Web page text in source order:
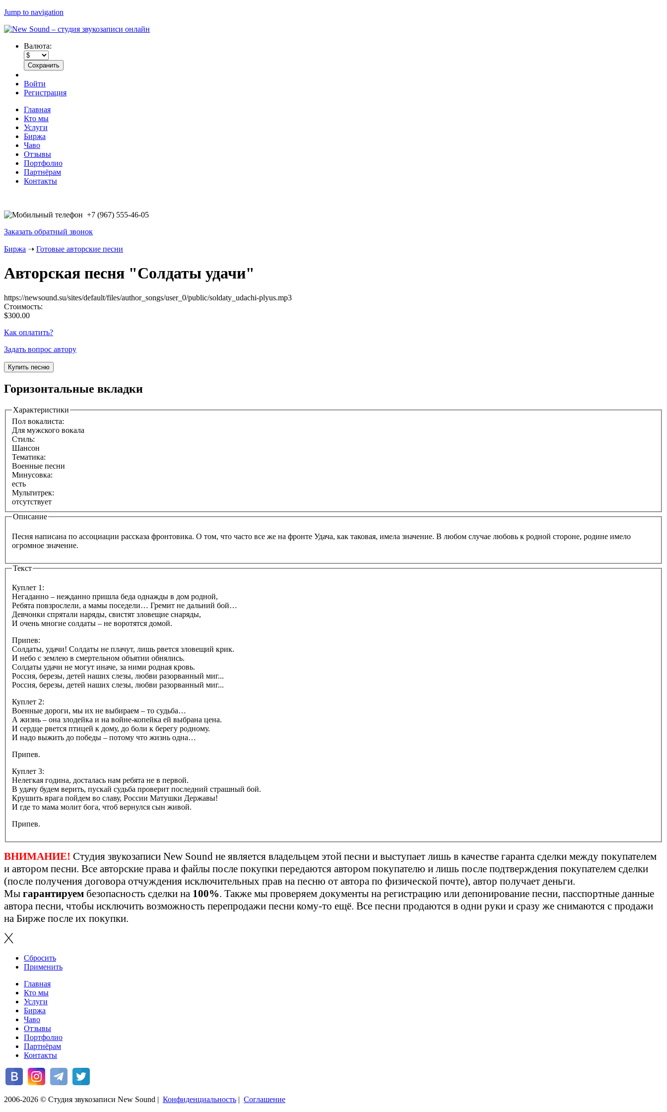
Jump to navigation
Валюта:
Войти
Регистрация
Главная
Кто мы
Услуги
Биржа
Чаво
Отзывы
Портфолио
Партнёрам
Контакты
+7 (967) 555-46-05
Заказать обратный звонок
Биржа ➝ Готовые авторские песни
Авторская песня "Солдаты удачи"
https://newsound.su/sites/default/files/author_songs/user_0/public/soldaty_udachi-plyus.mp3
Стоимость:
$300.00
Как оплатить?
Задать вопрос автору
Горизонтальные вкладки
Характеристики
Пол вокалиста:
Для мужского вокала
Стиль:
Шансон
Тематика:
Военные песни
Минусовка:
есть
Мультитрек:
отсутствует
Описание
Песня написана по ассоциации рассказа фронтовика. О том, что часто все же на фронте Удача, как таковая, имела значение. В любом случае любовь к родной стороне, родине имело
огромное значение.
Текст
Куплет 1:
Негаданно – нежданно пришла беда однажды в дом родной,
Ребята повзрослели, а мамы поседели… Гремит не дальний бой…
Девчонки спрятали наряды, свистят зловещие снаряды,
И очень многие солдаты – не воротятся домой.
Припев:
Солдаты, удачи! Солдаты не плачут, лишь рвется зловещий крик.
И небо с землею в смертельном объятии обнялись.
Солдаты удачи не могут иначе, за ними родная кровь.
Россия, березы, детей наших слезы, любви разорванный миг...
Россия, березы, детей наших слезы, любви разорванный миг...
Куплет 2:
Военные дороги, мы их не выбираем – то судьба…
А жизнь – она злодейка и на войне-копейка ей выбрана цена.
И сердце рвется птицей к дому, до боли к берегу родному.
И надо выжить до победы – потому что жизнь одна…
Припев.
Куплет 3:
Нелегкая година, досталась нам ребята не в первой.
В удачу будем верить, пускай судьба проверит последний страшный бой.
Крушить врага пойдем во славу, России Матушки Державы!
И где то мама молит бога, чтоб вернулся сын живой.
Припев.
ВНИМАНИЕ! Студия звукозаписи New Sound не является владельцем этой песни и выступает лишь в качестве гаранта сделки между покупателем
и автором песни. Все авторские права и файлы после покупки передаются автором покупателю и лишь после подтверждения покупателем сделки
(после получения договора отчуждения исключительных прав на песню от автора по физической почте), автор получает деньги.
Мы гарантируем безопасность сделки на 100%. Также мы проверяем документы на регистрацию или депонирование песни, пасспортные данные
автора песни, чтобы исключить возможность перепродажи песни кому-то ещё. Все песни продаются в одни руки и сразу же снимаются с продажи
на Бирже после их покупки.
Сбросить
Применить
Главная
Кто мы
Услуги
Биржа
Чаво
Отзывы
Портфолио
Партнёрам
Контакты
2006-2026 © Студия звукозаписи New Sound Конфиденциальность Соглашение